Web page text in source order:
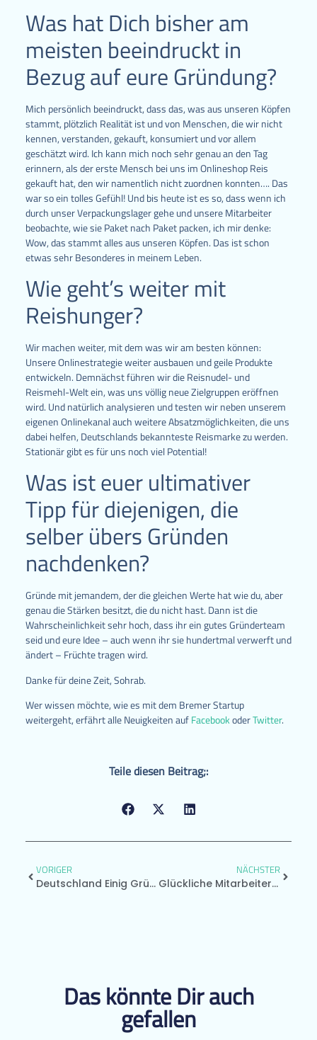
Was hat Dich bisher am
meisten beeindruckt in
Bezug auf eure Gründung?
Mich persönlich beeindruckt, dass das, was aus unseren Köpfen
stammt, plötzlich Realität ist und von Menschen, die wir nicht
kennen, verstanden, gekauft, konsumiert und vor allem
geschätzt wird. Ich kann mich noch sehr genau an den Tag
erinnern, als der erste Mensch bei uns im Onlineshop Reis
gekauft hat, den wir namentlich nicht zuordnen konnten…. Das
war so ein tolles Gefühl! Und bis heute ist es so, dass wenn ich
durch unser Verpackungslager gehe und unsere Mitarbeiter
beobachte, wie sie Paket nach Paket packen, ich mir denke:
Wow, das stammt alles aus unseren Köpfen. Das ist schon
etwas sehr Besonderes in meinem Leben.
Wie geht’s weiter mit
Reishunger?
Wir machen weiter, mit dem was wir am besten können:
Unsere Onlinestrategie weiter ausbauen und geile Produkte
entwickeln. Demnächst führen wir die Reisnudel- und
Reismehl-Welt ein, was uns völlig neue Zielgruppen eröffnen
wird. Und natürlich analysieren und testen wir neben unserem
eigenen Onlinekanal auch weitere Absatzmöglichkeiten, die uns
dabei helfen, Deutschlands bekannteste Reismarke zu werden.
Stationär gibt es für uns noch viel Potential!
Was ist euer ultimativer
Tipp für diejenigen, die
selber übers Gründen
nachdenken?
Gründe mit jemandem, der die gleichen Werte hat wie du, aber
genau die Stärken besitzt, die du nicht hast. Dann ist die
Wahrscheinlichkeit sehr hoch, dass ihr ein gutes Gründerteam
seid und eure Idee – auch wenn ihr sie hundertmal verwerft und
ändert – Früchte tragen wird.
Danke für deine Zeit, Sohrab.
Wer wissen möchte, wie es mit dem Bremer Startup
weitergeht, erfährt alle Neuigkeiten aufFacebookoderTwitter.
Teile diesen Beitrag;:
VORIGER
Deutschland Einig Gründerland?
NÄCHSTER
Glückliche Mitarbeiter Für Glückliche Kunden
Das könnte Dir auch
gefallen